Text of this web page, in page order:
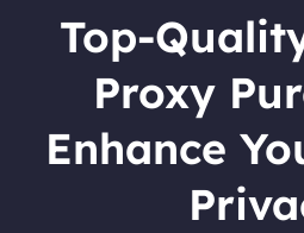
Top-
Proxy
Enhance